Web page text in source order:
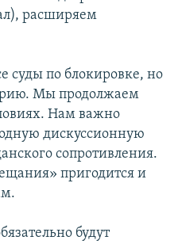
расширяем
суды по блокировке, но
Мы продолжаем
Нам важно
дискуссионную
сопротивления.
пригодится и
будут